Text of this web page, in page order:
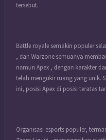
tersebut.
Battle royale semakin populer
, dan Warzone semuanya
namun Apex , dengan karakter
telah mengukir ruang yang unik.
ini, posisi Apex di posisi teratas
Organisasi esports populer,